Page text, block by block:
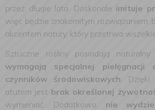
przez długie lata. Doskonale imituje
więc będzie znakomitym rozwiązaniem,
akcentem natury, który przetrwa
Sztuczne rośliny posiadają
wymagają specjalnej pielęgnacji
czynników środowiskowych. Dzięki
atutem jest brak określonej
wymieniać. Dodatkowo, nie